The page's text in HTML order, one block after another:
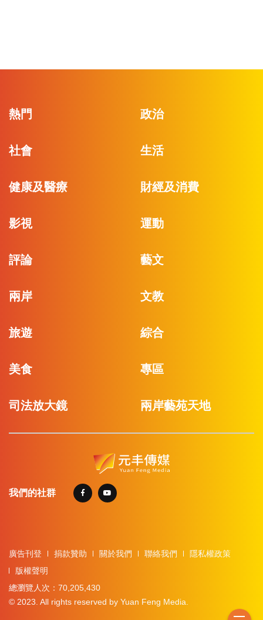
熱門 政治
社會 生活
健康及醫療 財經及消費
影視 運動
評論 藝文
兩岸 文教
旅遊 綜合
美食 專區
司法放大鏡 兩岸藝苑天地
我們的社群
廣告刊登 捐款贊助 關於我們 聯絡我們
隱私權政策
版權聲明
總瀏覽人次：70,205,430
© 2023. All rights reserved by Yuan Feng Media.